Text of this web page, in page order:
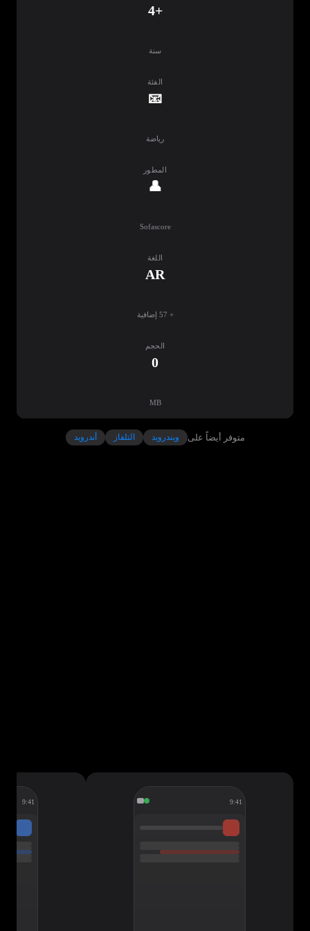
+4
سنة
الفئة
📧
رياضة
المطور
👤
Sofascore‏
اللغة
AR
+ 57 إضافية
الحجم
0
MB
متوفر أيضاً على ويندرويد التلفاز أندرويد
9:41
9:41